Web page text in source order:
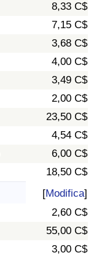
8,33 C$
7,15 C$
3,68 C$
4,00 C$
3,49 C$
2,00 C$
23,50 C$
4,54 C$
6,00 C$
18,50 C$
[Modifica]
2,60 C$
55,00 C$
3,00 C$